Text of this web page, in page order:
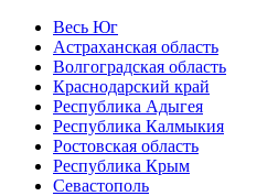
Весь Юг
Астраханская область
Волгоградская область
Краснодарский край
Республика Адыгея
Республика Калмыкия
Ростовская область
Республика Крым
Севастополь